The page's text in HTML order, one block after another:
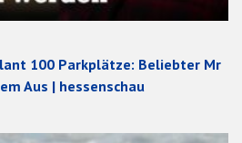
100 Parkplätze: Beliebter Mr
Aus | hessenschau